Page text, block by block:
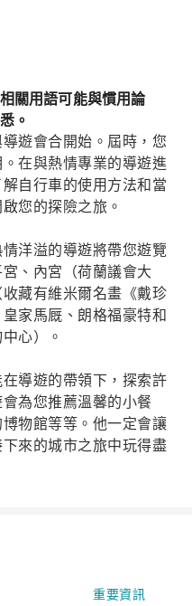
關用語可能與慣用論
。
遊會合開始。屆時，您
在與熱情專業的導遊進
自行車的使用方法和當
您的探險之旅。
洋溢的導遊將帶您遊覽
、內宮（荷蘭議會大
藏有維米爾名畫《戴珍
家馬厩、朗格福豪特和
心）。
導遊的帶領下，探索許
為您推薦溫馨的小餐
物館等等。他一定會讓
來的城市之旅中玩得盡
重要資訊